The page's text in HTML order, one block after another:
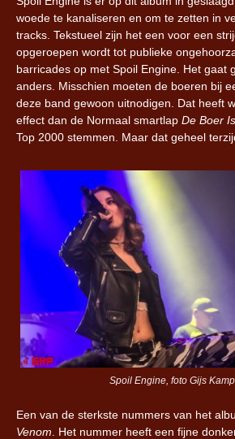
woede te kanaliseren en om te zetten in
tracks. Tekstueel zijn het een voor een
opgeroepen wordt tot publieke
barricades op met Spoil Engine. Het gaat
anders. Misschien moeten de boeren bij
deze band gewoon uitnodigen. Dat heeft
effect dan de Normaal smartlap De Boer
Top 2000 stemmen. Maar dat geheel
Spoil Engine, foto Gijs
Een van de sterkste nummers van het
Venom . Het nummer heeft een fijne